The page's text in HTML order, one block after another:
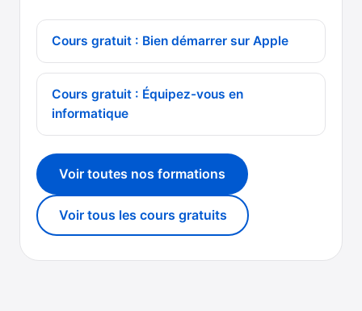
Cours gratuit : Bien démarrer sur Apple
Cours gratuit : Équipez-vous en
informatique
Voir toutes nos formations
Voir tous les cours gratuits